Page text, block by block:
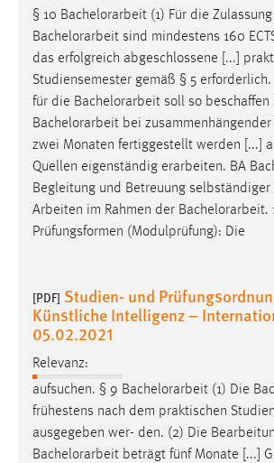
§ 10 Bachelorarbeit (1) Für die
Bachelorarbeit sind mindestens 160
das erfolgreich abgeschlossene [...]
Studiensemester gemäß § 5 erforderlich.
für die Bachelorarbeit soll so beschaffen
Bachelorarbeit bei
zwei Monaten fertiggestellt werden [...]
Quellen eigenständig erarbeiten. BA
Begleitung und Betreuung
Arbeiten im Rahmen der Bachelorarbeit.
Prüfungsformen (Modulprüfung): Die
[PDF] Studien- und
Künstliche Intelligenz –
05.02.2021
Relevanz:
aufsuchen. § 9 Bachelorarbeit (1) Die
frühestens nach dem praktischen
ausgegeben wer- den. (2) Die
Bachelorarbeit beträgt fünf Monate [...]